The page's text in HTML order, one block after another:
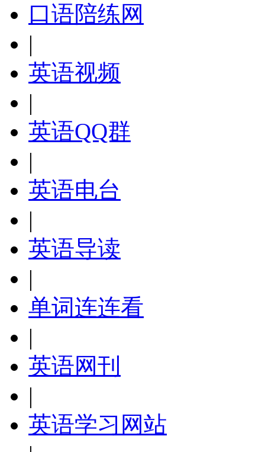
口语陪练网
|
英语视频
|
英语QQ群
|
英语电台
|
英语导读
|
单词连连看
|
英语网刊
|
英语学习网站